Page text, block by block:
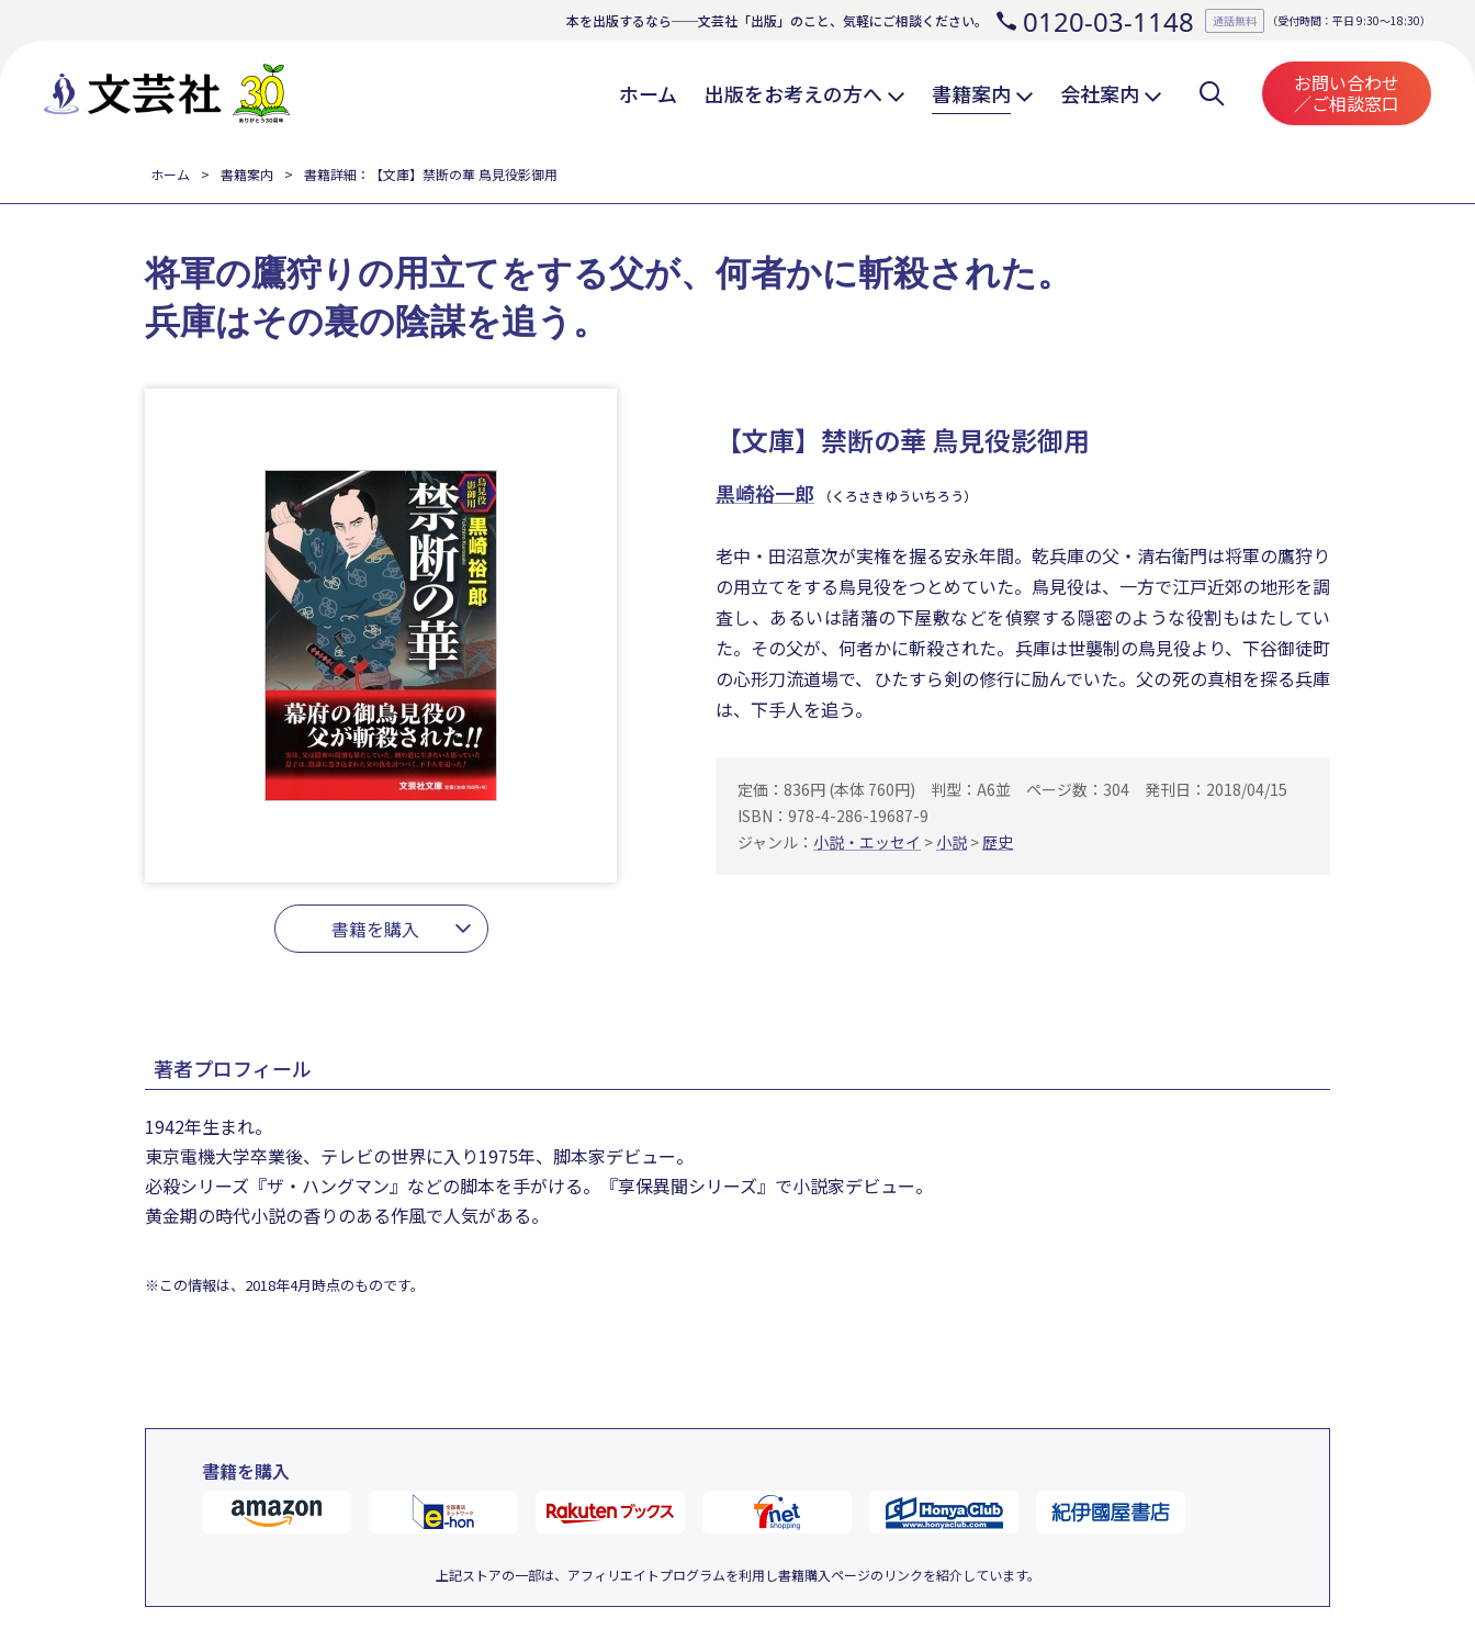
本を出版するなら──文芸社「出版」のこと、気軽にご相談ください。 0120-03-1148 通話無料 （受付時間：平日 9:30～18:30）
ホーム 出版をお考えの方へ 書籍案内 会社案内 お問い合わせ
／ご相談窓口
ホーム 書籍案内 書籍詳細：【文庫】禁断の華 鳥見役影御用
【文庫】禁断の華 鳥見役影御用
黒崎裕一郎 （くろさきゆういちろう）
書籍を購入
将軍の鷹狩りの用立てをする父が、何者かに斬殺された。
兵庫はその裏の陰謀を追う。
老中・田沼意次が実権を握る安永年間。乾兵庫の父・清右衛門は将軍の鷹狩り
の用立てをする鳥見役をつとめていた。鳥見役は、一方で江戸近郊の地形を調
査し、あるいは諸藩の下屋敷などを偵察する隠密のような役割もはたしてい
た。その父が、何者かに斬殺された。兵庫は世襲制の鳥見役より、下谷御徒町
の心形刀流道場で、ひたすら剣の修行に励んでいた。父の死の真相を探る兵庫
は、下手人を追う。
定価：836円 (本体 760円) 判型：A6並 ページ数：304
発刊日：2018/04/15
ISBN：978-4-286-19687-9
ジャンル： 小説・エッセイ > 小説 >歴史
著者プロフィール
1942年生まれ。
東京電機大学卒業後、テレビの世界に入り1975年、脚本家デビュー。
必殺シリーズ『ザ・ハングマン』などの脚本を手がける。『享保異聞シリーズ』で小説家デビュー。
黄金期の時代小説の香りのある作風で人気がある。
※この情報は、2018年4月時点のものです。
書籍を購入
上記ストアの一部は、アフィリエイトプログラムを利用し書籍購入ページのリンクを紹介しています。